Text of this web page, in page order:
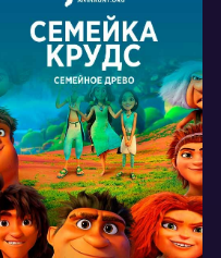
6080
4 4